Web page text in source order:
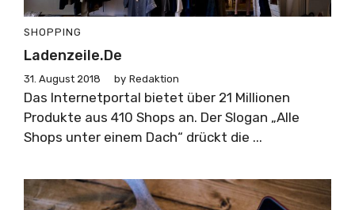
SHOPPING
Ladenzeile.de
31. August 2018 by Redaktion
Das Internetportal bietet über 21 Millionen
Produkte aus 410 Shops an. Der Slogan „Alle
Shops unter einem Dach“ drückt die ...